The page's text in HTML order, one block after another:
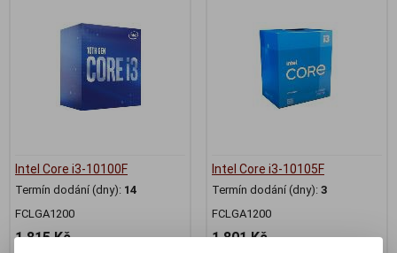
Intel Core i3-10100F
Termín dodání (dny): 14
FCLGA1200
1 815 Kč
Intel Core i3-10105F
Termín dodání (dny): 3
FCLGA1200
1 801 Kč